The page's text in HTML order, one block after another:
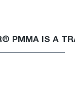
PMMA IS A